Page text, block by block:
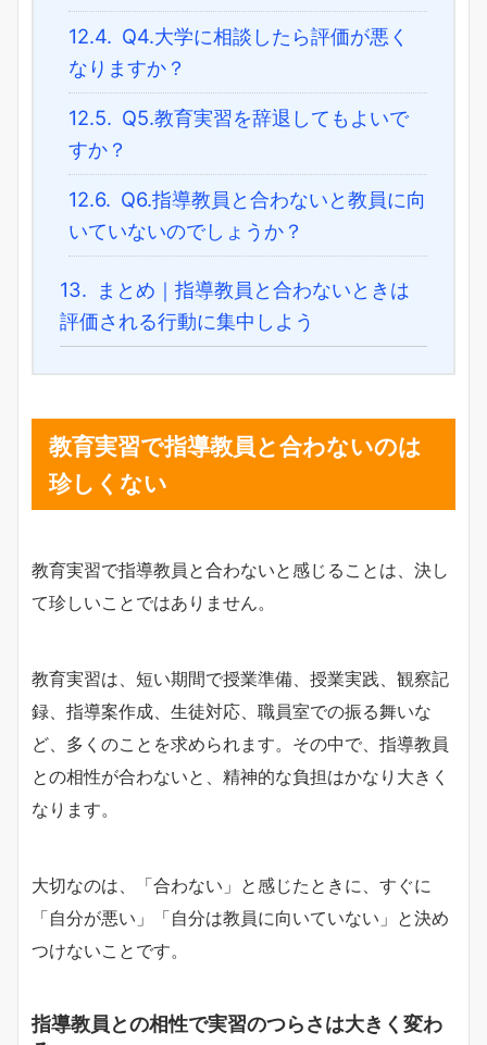
12.4. Q4.大学に相談したら評価が悪く
なりますか？
12.5. Q5.教育実習を辞退してもよいで
すか？
12.6. Q6.指導教員と合わないと教員に向
いていないのでしょうか？
13.
まとめ｜指導教員と合わないときは
評価される行動に集中しよう
教育実習で指導教員と合わないのは
珍しくない
教育実習で指導教員と合わないと感じることは、決し
て珍しいことではありません。
教育実習は、短い期間で授業準備、授業実践、観察記
録、指導案作成、生徒対応、職員室での振る舞いな
ど、多くのことを求められます。その中で、指導教員
との相性が合わないと、精神的な負担はかなり大きく
なります。
大切なのは、「合わない」と感じたときに、すぐに
「自分が悪い」「自分は教員に向いていない」と決め
つけないことです。
指導教員との相性で実習のつらさは大きく変わ